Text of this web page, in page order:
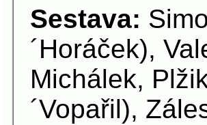
Sestava:
´Horáček),
Michálek,
´Vopařil),